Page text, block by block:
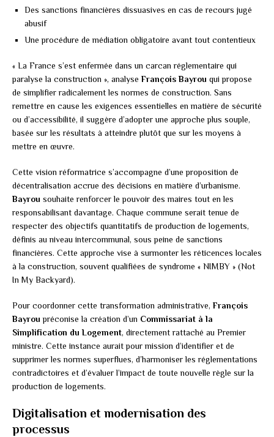
Des sanctions financières dissuasives en cas de recours jugé
abusif
Une procédure de médiation obligatoire avant tout contentieux
« La France s’est enfermée dans un carcan réglementaire qui
paralyse la construction », analyse François Bayrou qui propose
de simplifier radicalement les normes de construction. Sans
remettre en cause les exigences essentielles en matière de sécurité
ou d’accessibilité, il suggère d’adopter une approche plus souple,
basée sur les résultats à atteindre plutôt que sur les moyens à
mettre en œuvre.
Cette vision réformatrice s’accompagne d’une proposition de
décentralisation accrue des décisions en matière d’urbanisme.
Bayrou souhaite renforcer le pouvoir des maires tout en les
responsabilisant davantage. Chaque commune serait tenue de
respecter des objectifs quantitatifs de production de logements,
définis au niveau intercommunal, sous peine de sanctions
financières. Cette approche vise à surmonter les réticences locales
à la construction, souvent qualifiées de syndrome « NIMBY » (Not
In My Backyard).
Pour coordonner cette transformation administrative, François
Bayrou préconise la création d’un Commissariat à la
Simplification du Logement, directement rattaché au Premier
ministre. Cette instance aurait pour mission d’identifier et de
supprimer les normes superflues, d’harmoniser les réglementations
contradictoires et d’évaluer l’impact de toute nouvelle règle sur la
production de logements.
Digitalisation et modernisation des
processus